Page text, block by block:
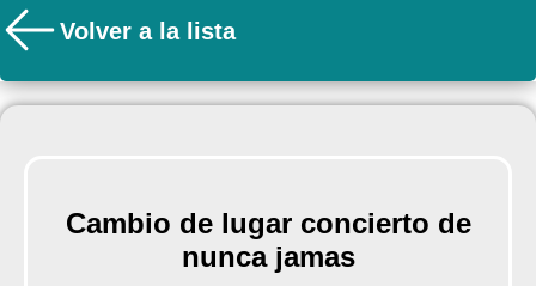
Volver a la lista
Cambio de lugar concierto de
nunca jamas